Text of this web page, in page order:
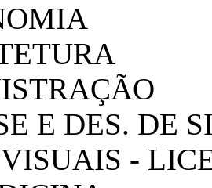
E DES. DE
-